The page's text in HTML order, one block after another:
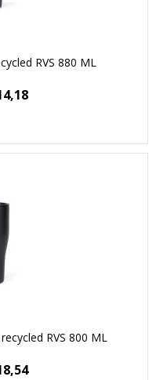
RVS 880 ML
RVS 800 ML